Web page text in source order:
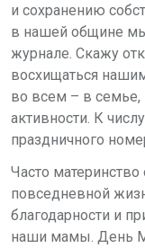
и сохранению
в нашей общине
журнале. Скажу
восхищаться
во всем – в семье,
активности. К
праздничного
Часто материнство
повседневной
благодарности и
наши мамы. День